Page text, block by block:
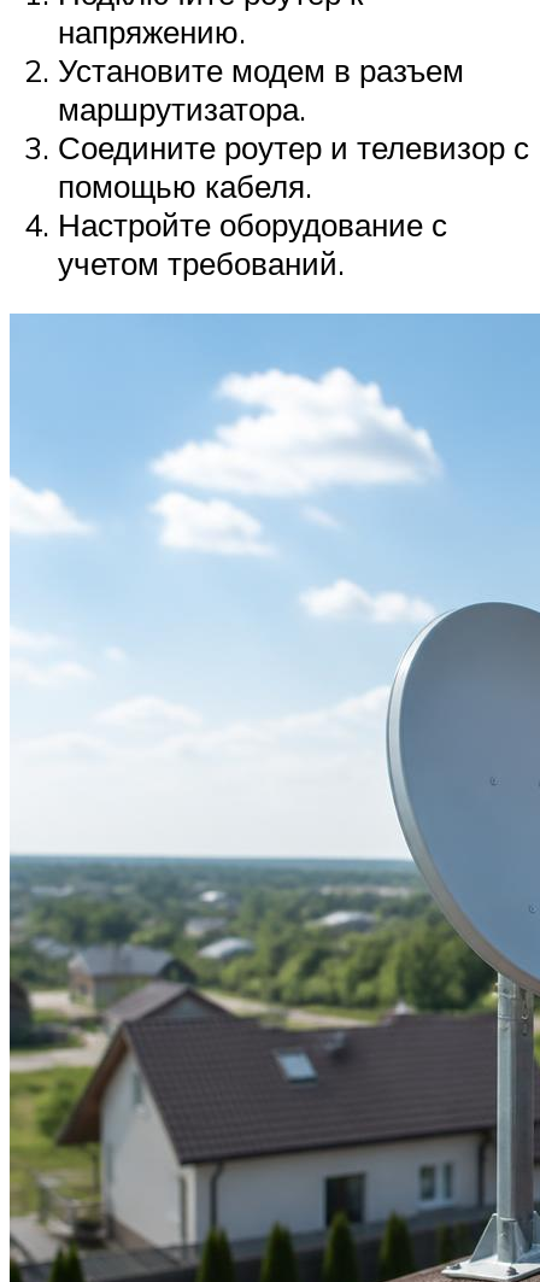
напряжению.
Установите модем в разъем
маршрутизатора.
Соедините роутер и телевизор с
помощью кабеля.
Настройте оборудование с
учетом требований.